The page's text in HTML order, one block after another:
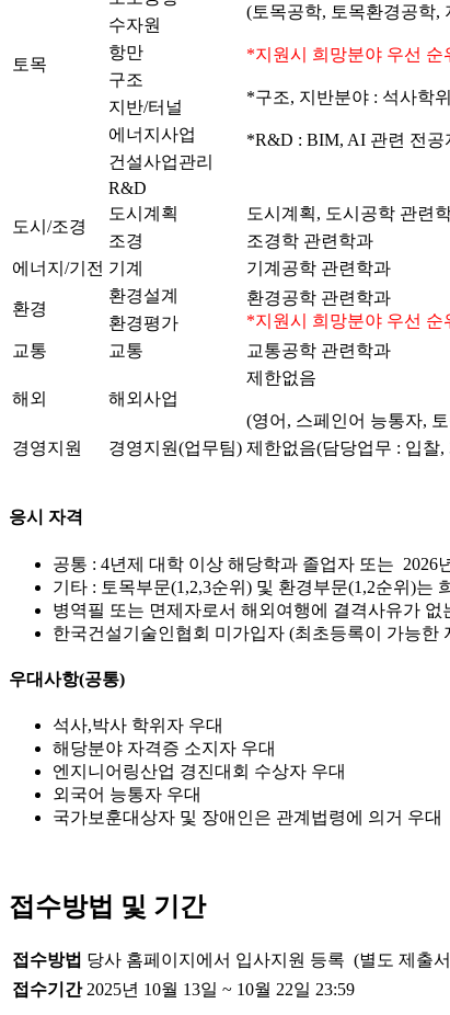
토목
(토목공학, 토목환경공학,
*지원시 희망분야 우선 순
*구조, 지반분야 : 석사학
*R&D : BIM, AI 관련 전공
수자원
항만
구조
지반/터널
에너지사업
건설사업관리
R&D
도시/조경
도시계획
도시계획, 도시공학 관련
조경
조경학 관련학과
에너지/기전 기계 기계공학 관련학과
환경
환경설계
환경공학 관련학과
*지원시 희망분야 우선 순
환경평가
교통
교통 교통공학 관련학과
해외 해외사업
제한없음
(영어, 스페인어 능통자,
경영지원
경영지원(업무팀) 제한없음(담당업무 : 입찰,
응시 자격
공통 : 4년제 대학 이상 해당학과 졸업자 또는 2026
기타 : 토목부문(1,2,3순위) 및 환경부문(1,2순위)는
병역필 또는 면제자로서 해외여행에 결격사유가 없
한국건설기술인협회 미가입자 (최초등록이 가능한
우대사항(공통)
석사,박사 학위자 우대
해당분야 자격증 소지자 우대
엔지니어링산업 경진대회 수상자 우대
외국어 능통자 우대
국가보훈대상자 및 장애인은 관계법령에 의거 우대
접수방법 및 기간
접수방법 당사 홈페이지에서 입사지원 등록 (별도 제출
접수기간 2025년 10월 13일 ~ 10월 22일 23:59